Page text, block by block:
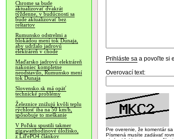
Chrome sa bude
aktualizovať dvakrát
týždenne, v budúcnosti sa
bude aktualizovať bez
reštartov
Rumunsko odstrelmi a
blokádou mení tok Dunaja,
aby udržalo jadrovú
elektráreň v chode
Maďarsko jadrovú elektráreň
nakoniec kompletne
neodstavilo, Rumunsko mení
tok Dunaja
Slovensko.sk má opäť
technické problémy
Železnice znižujú kvôli teplu
rýchlosť iba na 50 km/h,
spôsobuje to meškanie
V Poľsku spustili takmer
gigawatthodinové úložisko,
z LiFePO4 článkov
Prihláste sa a povoľte si
Overovací text:
Pre overenie, že komentár
Písmená musíte zadávať